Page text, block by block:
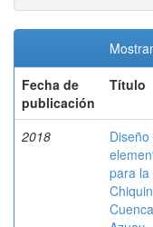
Fecha de
publicación
Título
2018
para la